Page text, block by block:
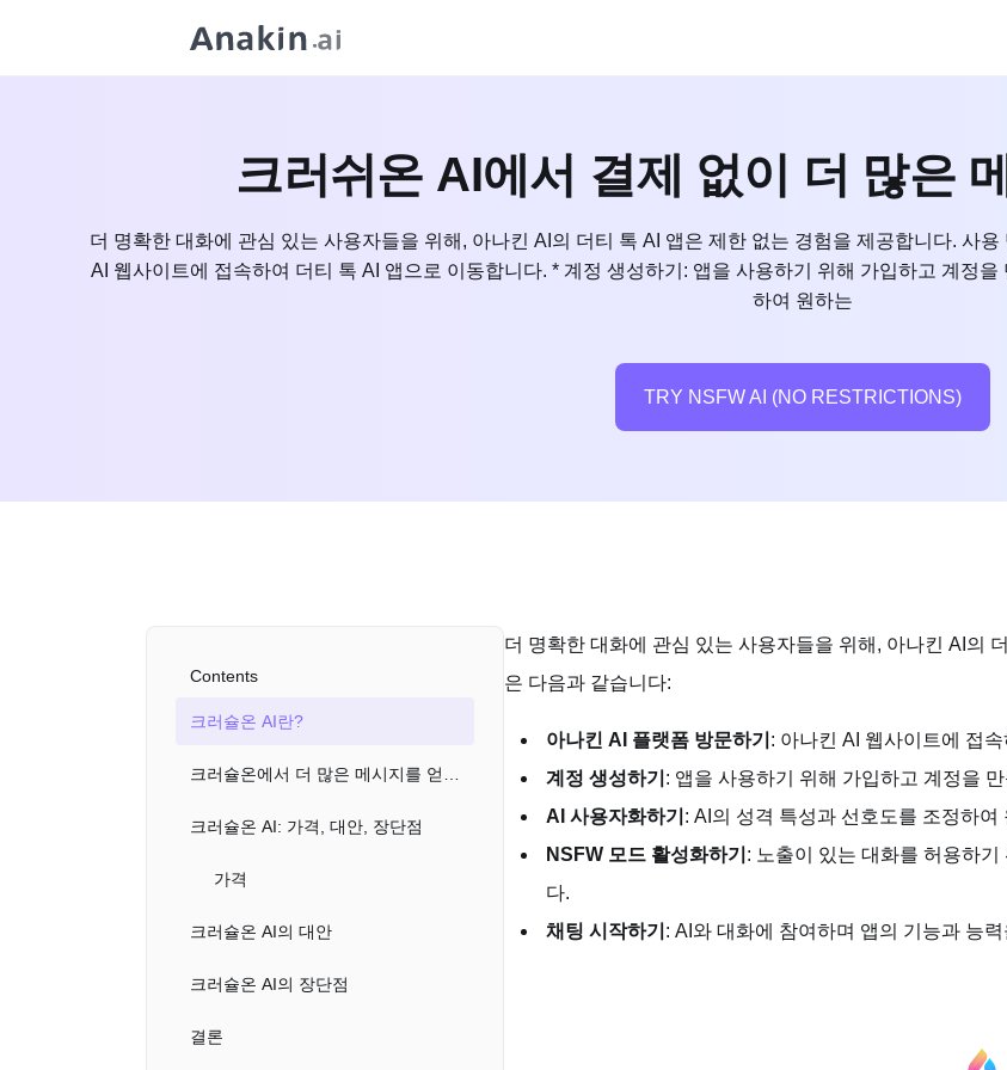
크러쉬온 AI에서 결제 없이 더 많은
더 명확한 대화에 관심 있는 사용자들을 위해, 아나킨 AI의 더티 톡 AI 앱은 제한 없는 경험을 제공합니다. 사
AI 웹사이트에 접속하여 더티 톡 AI 앱으로 이동합니다. * 계정 생성하기: 앱을 사용하기 위해 가입하고 계정
하여 원하는
TRY NSFW AI (NO RESTRICTIONS)
Contents
크러슐온 AI란?
크러슐온 AI: 가격, 대안, 장단점
가격
크러슐온 AI의 대안
크러슐온 AI의 장단점
결론
더 명확한 대화에 관심 있는 사용자들을 위해, 아나킨 AI의
은 다음과 같습니다:
아나킨 AI 플랫폼 방문하기 : 아나킨 AI 웹사이트에 접
계정 생성하기 : 앱을 사용하기 위해 가입하고 계정을
AI 사용자화하기 : AI의 성격 특성과 선호도를 조정하여
NSFW 모드 활성화하기 : 노출이 있는 대화를 허용하
다.
채팅 시작하기 : AI와 대화에 참여하며 앱의 기능과 능